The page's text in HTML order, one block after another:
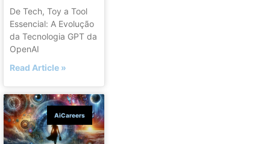
De Tech, Toy a Tool
Essencial: A Evolução
da Tecnologia GPT da
OpenAI
Read Article »
AiCareers